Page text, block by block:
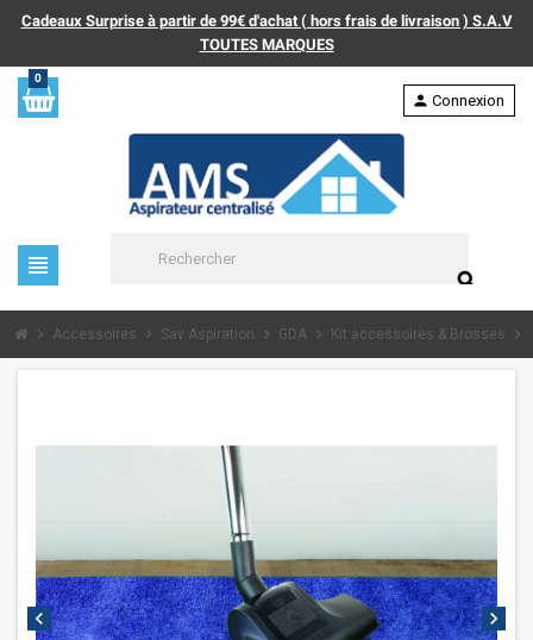
Cadeaux Surprise à partir de 99€ d'achat ( hors frais de livraison ) S.A.V
TOUTES MARQUES
0
view_headline
search
person Connexion
chevron_right Accessoires chevron_right Sav Aspiration chevron_right GDA chevron_right Kit accessoires & Brosses chevron_right
chevron_left chevron_right